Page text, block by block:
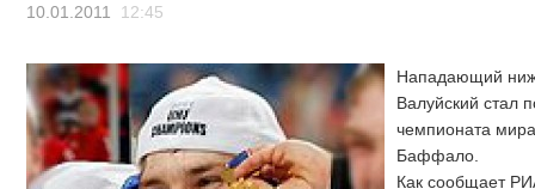
10.01.2011 12:45
Нападающий
Валуйский стал
чемпионата
Баффало.
Как сообщает